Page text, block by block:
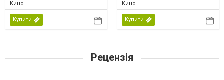
Кино
Купити
Кино
Купити
Рецензія